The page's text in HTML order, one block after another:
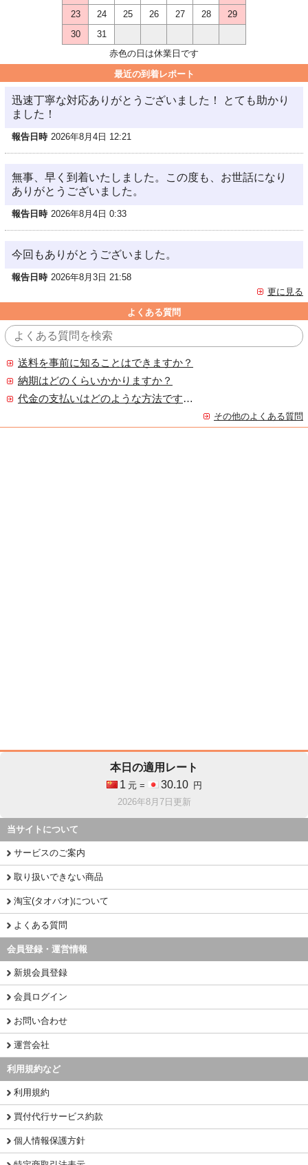
23
24 25 26 27 28
29
30
31
赤色の日は休業日です
最近の到着レポート
迅速丁寧な対応ありがとうございました！ とても助かり
ました！
報告日時 2026年8月4日 12:21
無事、早く到着いたしました。この度も、お世話になり
ありがとうございました。
報告日時 2026年8月4日 0:33
今回もありがとうございました。
報告日時 2026年8月3日 21:58
更に見る
よくある質問
送料を事前に知ることはできますか？
納期はどのくらいかかりますか？
代金の支払いはどのような方法ですか？
その他のよくある質問
本日の適用レート
1 元 = 30.10
円
2026年8月7日更新
当サイトについて
サービスのご案内
取り扱いできない商品
淘宝(タオバオ)について
よくある質問
会員登録・運営情報
新規会員登録
会員ログイン
お問い合わせ
運営会社
利用規約など
利用規約
買付代行サービス約款
個人情報保護方針